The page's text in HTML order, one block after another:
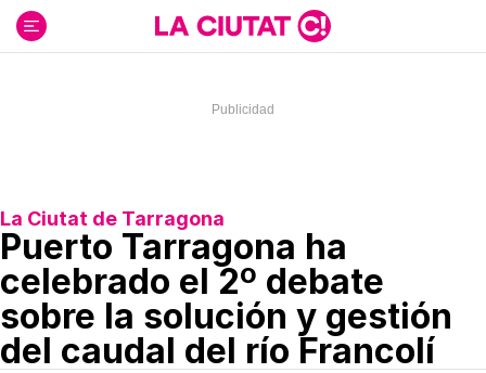
contenido
La Ciutat de Tarragona
Puerto Tarragona ha
celebrado el 2º debate
sobre la solución y gestión
del caudal del río Francolí